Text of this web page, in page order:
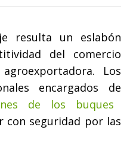
resulta un eslabón
del comercio
Los
encargados de
de los buques
con seguridad por las